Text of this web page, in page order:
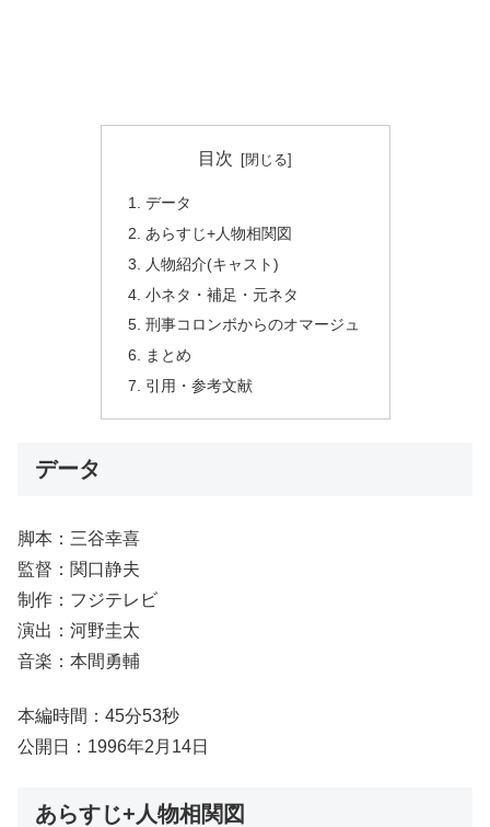
目次
データ
あらすじ+人物相関図
人物紹介(キャスト)
小ネタ・補足・元ネタ
刑事コロンボからのオマージュ
まとめ
引用・参考文献
データ
脚本：三谷幸喜
監督：関口静夫
制作：フジテレビ
演出：河野圭太
音楽：本間勇輔
本編時間：45分53秒
公開日：1996年2月14日
あらすじ+人物相関図